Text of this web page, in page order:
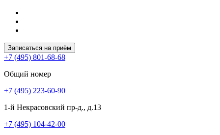
Записаться на приём
+7 (495) 801-68-68
Общий номер
+7 (495) 223-60-90
1-й Некрасовский пр-д., д.13
+7 (495) 104-42-00